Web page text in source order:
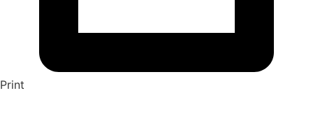
Print